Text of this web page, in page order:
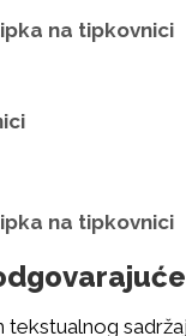
na tipkovnici
na tipkovnici